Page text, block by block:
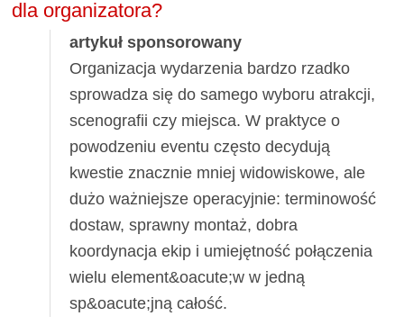
dla organizatora?
artykuł sponsorowany
Organizacja wydarzenia bardzo rzadko
sprowadza się do samego wyboru atrakcji,
scenografii czy miejsca. W praktyce o
powodzeniu eventu często decydują
kwestie znacznie mniej widowiskowe, ale
dużo ważniejsze operacyjnie: terminowość
dostaw, sprawny montaż, dobra
koordynacja ekip i umiejętność połączenia
wielu element&oacute;w w jedną
sp&oacute;jną całość.